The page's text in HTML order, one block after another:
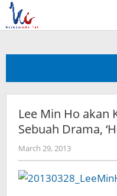
Skip
content
Lee Min Ho akan
Sebuah Drama,
March 29, 2013by
Koreanindo